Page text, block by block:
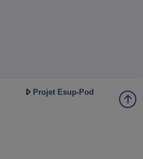
Projet Esup-Pod